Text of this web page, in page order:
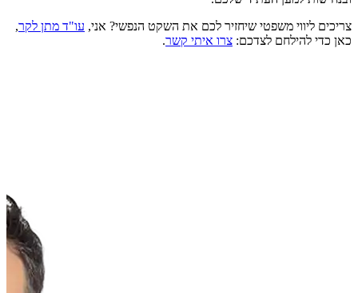
צריכים ליווי משפטי שיחזיר לכם את השקט הנפשי? אני, עו"ד מתן לקר,
כאן כדי להילחם לצדכם: צרו איתי קשר.